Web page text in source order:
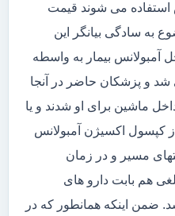
می شوند قیمت
به سادگی بیانگر این
آمبولانس بیمار به واسطه
شد و پزشکان حاضر در آنجا
ماشین برای او شدند و یا
کپسول اکسیژن آمبولانس
مسیر و در زمان
هم بابت دارو های
ضمن اینکه همانطور که در